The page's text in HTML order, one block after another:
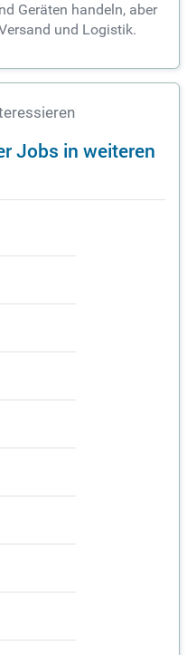
Geräten handeln, aber
und Logistik.
Jobs in weiteren